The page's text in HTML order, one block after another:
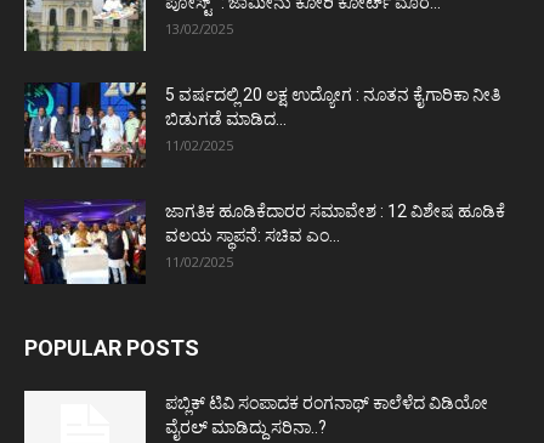
13/02/2025
5 ವರ್ಷದಲ್ಲಿ 20 ಲಕ್ಷ ಉದ್ಯೋಗ : ನೂತನ ಕೈಗಾರಿಕಾ ನೀತಿ
ಬಿಡುಗಡೆ ಮಾಡಿದ...
11/02/2025
ಜಾಗತಿಕ ಹೂಡಿಕೆದಾರರ ಸಮಾವೇಶ : 12 ವಿಶೇಷ ಹೂಡಿಕೆ
ವಲಯ ಸ್ಥಾಪನೆ: ಸಚಿವ ಎಂ...
11/02/2025
POPULAR POSTS
ಪಬ್ಲಿಕ್ ಟಿವಿ ಸಂಪಾದಕ ರಂಗನಾಥ್ ಕಾಲೆಳೆದ ವಿಡಿಯೋ
ವೈರಲ್ ಮಾಡಿದ್ದು ಸರಿನಾ..?